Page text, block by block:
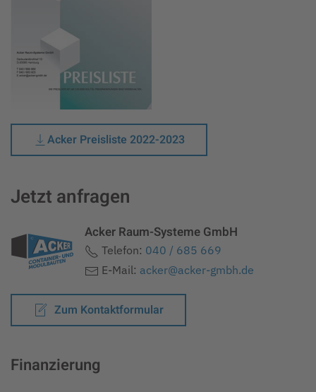
Acker Preisliste 2022-2023
Jetzt anfragen
Acker Raum-Systeme GmbH
Telefon: 040 / 685 669
E-Mail: acker@acker-gmbh.de
Zum Kontaktformular
Finanzierung